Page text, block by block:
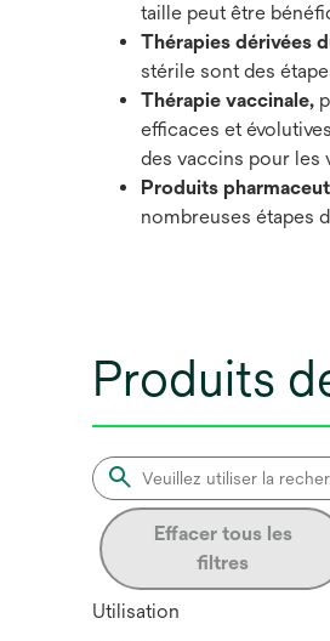
taille peut être
Thérapies dérivées
stérile sont des
Thérapie vaccinale,
efficaces et
des vaccins pour les
Produits
nombreuses étapes
Produits
Effacer tous les
filtres
Utilisation